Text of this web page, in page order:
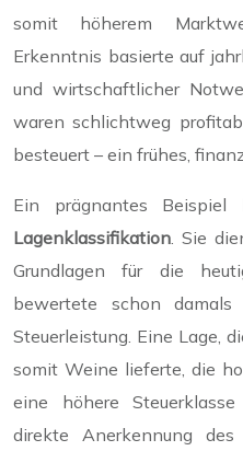
somit höherem
Erkenntnis basierte auf
und wirtschaftlicher
waren schlichtweg
besteuert – ein frühes,
Ein prägnantes
Lagenklassifikation. Sie
Grundlagen für die
bewertete schon
Steuerleistung. Eine Lage,
somit Weine lieferte, die
eine höhere
direkte Anerkennung